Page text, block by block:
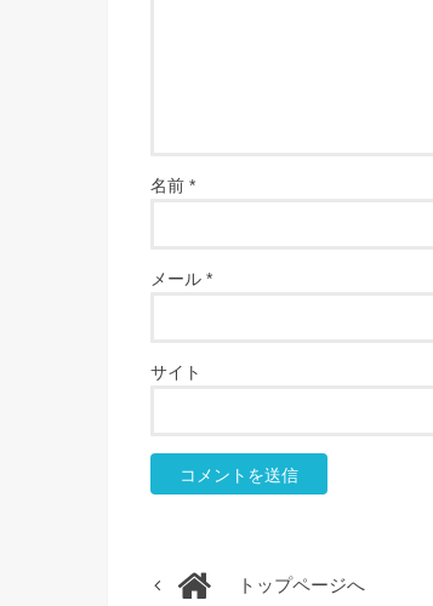
名前 *
メール *
サイト
トップページへ